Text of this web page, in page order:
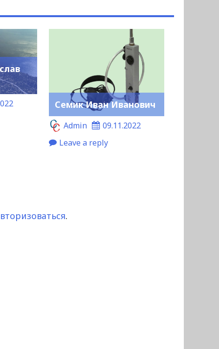
Семик Иван Иванович
Admin
09.11.2022
Leave a reply
.